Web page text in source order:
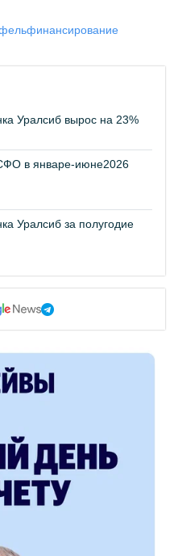
финансирование
Уралсиб вырос на 23%
в январе-июне2026
Уралсиб за полугодие